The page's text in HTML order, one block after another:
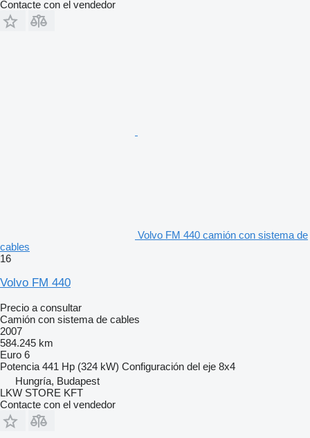
Contacte con el vendedor
Volvo FM 440 camión con sistema de
cables
16
Volvo FM 440
Precio a consultar
Camión con sistema de cables
2007
584.245 km
Euro 6
Potencia 441 Hp (324 kW) Configuración del eje 8x4
Hungría, Budapest
LKW STORE KFT
Contacte con el vendedor